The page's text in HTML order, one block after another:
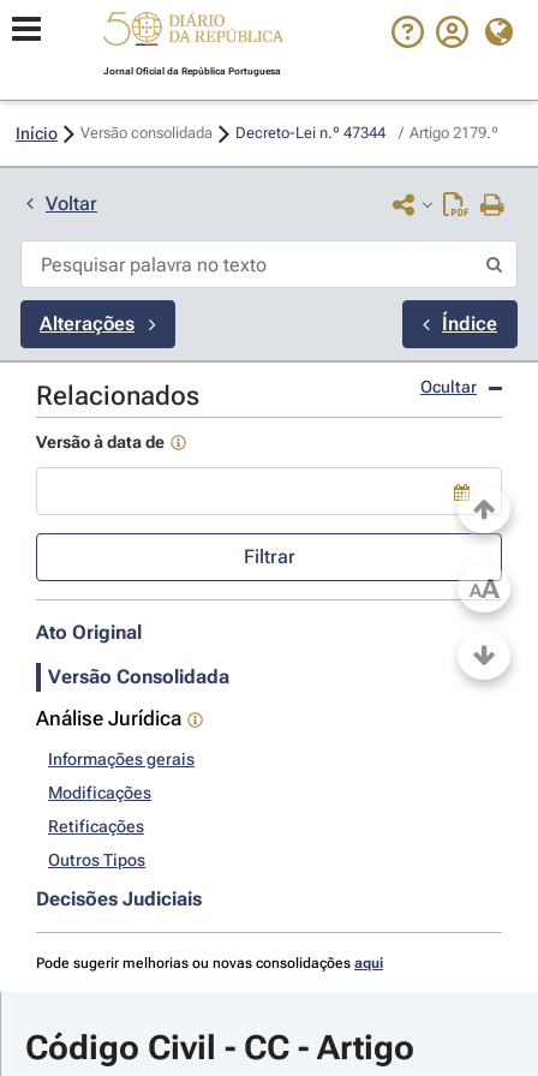
Jornal Oficial da República Portuguesa
Início Versão consolidada Decreto-Lei n.º 47344 / Artigo 2179.º
Voltar
Alterações Índice
Relacionados Ocultar
Versão à data de
Use a tecla de seta para baixo para abrir o calendário; Use as
Filtrar
Ato Original
Versão Consolidada
Análise Jurídica
Informações gerais
Modificações
Retificações
Outros Tipos
Decisões Judiciais
Pode sugerir melhorias ou novas consolidações aqui
Código Civil - CC - Artigo
AA